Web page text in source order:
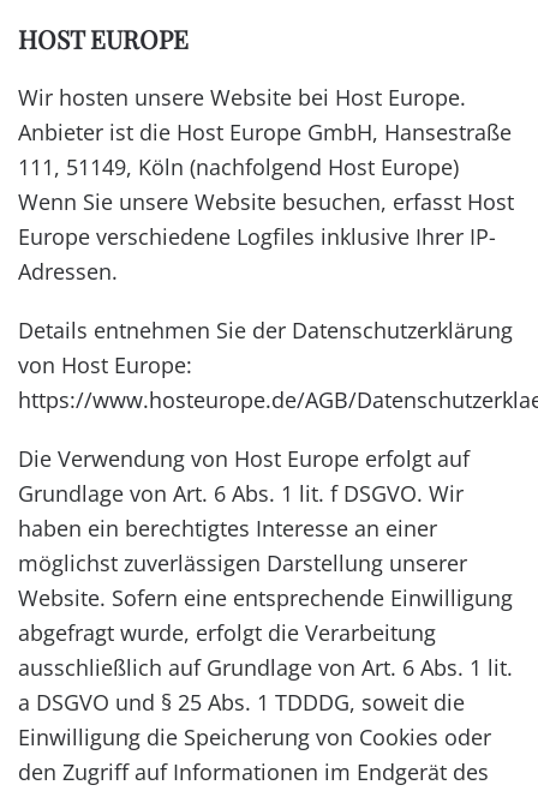
HOST EUROPE
Wir hosten unsere Website bei Host Europe.
Anbieter ist die Host Europe GmbH, Hansestraße
111, 51149, Köln (nachfolgend Host Europe)
Wenn Sie unsere Website besuchen, erfasst Host
Europe verschiedene Logfiles inklusive Ihrer IP-
Adressen.
Details entnehmen Sie der Datenschutzerklärung
von Host Europe:
https://www.hosteurope.de/AGB/
Die Verwendung von Host Europe erfolgt auf
Grundlage von Art. 6 Abs. 1 lit. f DSGVO. Wir
haben ein berechtigtes Interesse an einer
möglichst zuverlässigen Darstellung unserer
Website. Sofern eine entsprechende Einwilligung
abgefragt wurde, erfolgt die Verarbeitung
ausschließlich auf Grundlage von Art. 6 Abs. 1 lit.
a DSGVO und § 25 Abs. 1 TDDDG, soweit die
Einwilligung die Speicherung von Cookies oder
den Zugriff auf Informationen im Endgerät des